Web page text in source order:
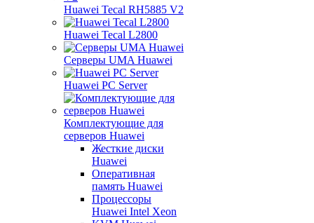
Huawei Tecal RH5885 V2
Huawei Tecal L2800
Серверы UMA Huawei
Huawei PC Server
Комплектующие для
серверов Huawei
Жесткие диски
Huawei
Оперативная
память Huawei
Процессоры
Huawei Intel Xeon